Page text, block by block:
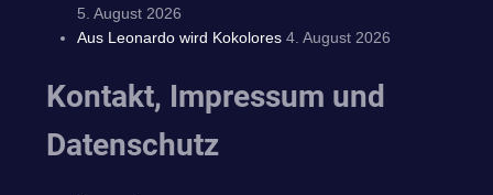
5. August 2026
Aus Leonardo wird Kokolores 4. August 2026
Kontakt, Impressum und
Datenschutz